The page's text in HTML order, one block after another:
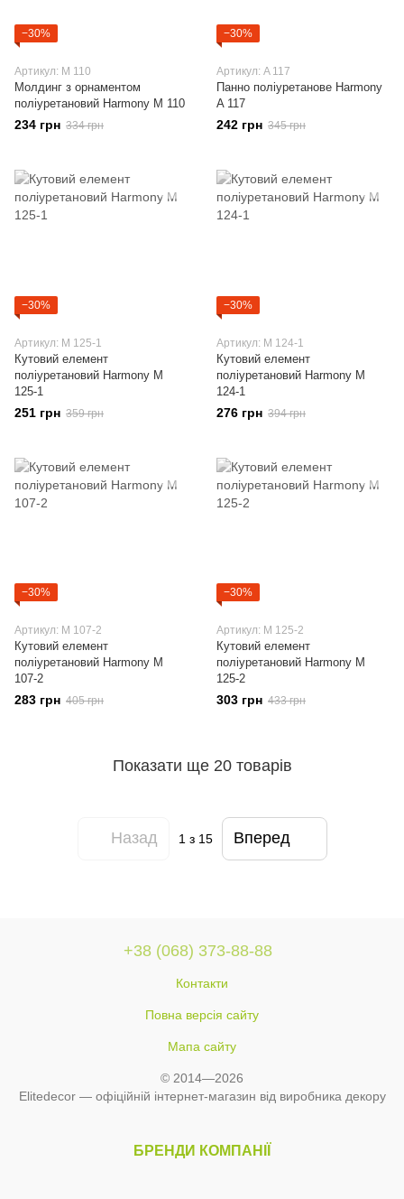
−30%
Артикул: M 110
Молдинг з орнаментом
поліуретановий Harmony M 110
234 грн 334 грн
−30%
Артикул: A 117
Панно поліуретанове Harmony
A 117
242 грн 345 грн
−30%
Артикул: M 125-1
Кутовий елемент
поліуретановий Harmony M
125-1
251 грн 359 грн
−30%
Артикул: M 124-1
Кутовий елемент
поліуретановий Harmony M
124-1
276 грн 394 грн
−30%
Артикул: M 107-2
Кутовий елемент
поліуретановий Harmony M
107-2
283 грн 405 грн
−30%
Артикул: M 125-2
Кутовий елемент
поліуретановий Harmony M
125-2
303 грн 433 грн
Показати ще 20 товарів
Назад 1 з 15 Вперед
+38 (068) 373-88-88
Контакти
Повна версія сайту
Мапа сайту
© 2014—2026
Elitedecor — офіційній інтернет-магазин від виробника декору
БРЕНДИ КОМПАНІЇ